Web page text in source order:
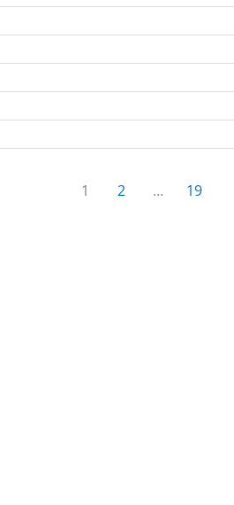
1 2 … 19